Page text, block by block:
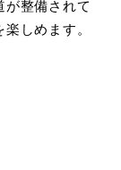
が整備されて
しめます。